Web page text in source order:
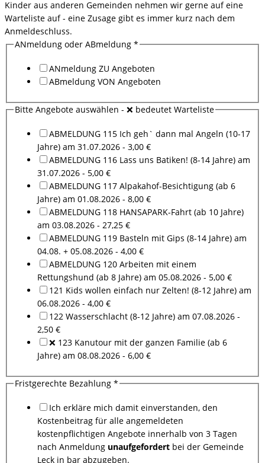
Kinder aus anderen Gemeinden nehmen wir gerne auf eine
Warteliste auf - eine Zusage gibt es immer kurz nach dem
Anmeldeschluss.
ANmeldung oder ABmeldung *
ANmeldung ZU Angeboten
ABmeldung VON Angeboten
Bitte Angebote auswählen - ❌ bedeutet Warteliste
ABMELDUNG 115 Ich geh` dann mal Angeln (10-17
Jahre) am 31.07.2026 - 3,00 €
ABMELDUNG 116 Lass uns Batiken! (8-14 Jahre) am
31.07.2026 - 5,00 €
ABMELDUNG 117 Alpakahof-Besichtigung (ab 6
Jahre) am 01.08.2026 - 8,00 €
ABMELDUNG 118 HANSAPARK-Fahrt (ab 10 Jahre)
am 03.08.2026 - 27,25 €
ABMELDUNG 119 Basteln mit Gips (8-14 Jahre) am
04.08. + 05.08.2026 - 4,00 €
ABMELDUNG 120 Arbeiten mit einem
Rettungshund (ab 8 Jahre) am 05.08.2026 - 5,00 €
121 Kids wollen einfach nur Zelten! (8-12 Jahre) am
06.08.2026 - 4,00 €
122 Wasserschlacht (8-12 Jahre) am 07.08.2026 -
2,50 €
❌ 123 Kanutour mit der ganzen Familie (ab 6
Jahre) am 08.08.2026 - 6,00 €
Fristgerechte Bezahlung *
Ich erkläre mich damit einverstanden, den
Kostenbeitrag für alle angemeldeten
kostenpflichtigen Angebote innerhalb von 3 Tagen
nach Anmeldung unaufgefordertbei der Gemeinde
Leck in bar abzugeben.